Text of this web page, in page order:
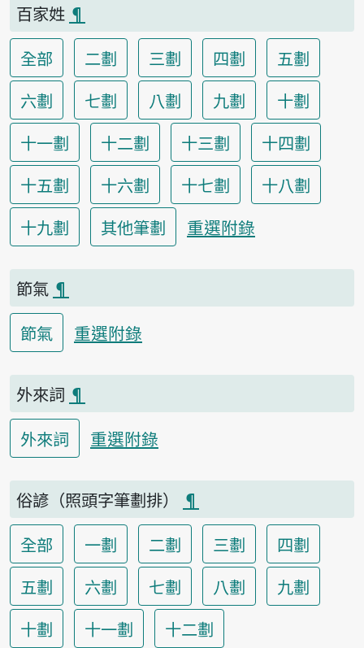
百家姓 ¶
全部
二劃 三劃 四劃
五劃
六劃
七劃 八劃 九劃
十劃
十一劃
十二劃 十三劃
十四劃
十五劃
十六劃 十七劃
十八劃
十九劃
其他筆劃 重選附錄
節氣 ¶
節氣
重選附錄
外來詞 ¶
外來詞
重選附錄
俗諺（照頭字筆劃排）
¶
全部
一劃 二劃 三劃
四劃
五劃
六劃 七劃 八劃
九劃
十劃
十一劃
十二劃